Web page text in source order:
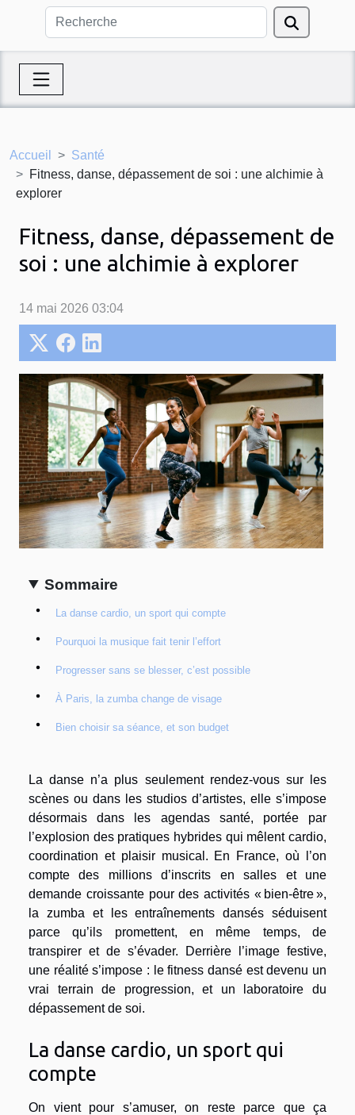
Accueil
Santé
Fitness, danse, dépassement de soi : une alchimie à
explorer
Fitness, danse, dépassement de
soi : une alchimie à explorer
14 mai 2026 03:04
Sommaire
La danse cardio, un sport qui compte
Pourquoi la musique fait tenir l’effort
Progresser sans se blesser, c’est possible
À Paris, la zumba change de visage
Bien choisir sa séance, et son budget
La danse n’a plus seulement rendez-vous sur les
scènes ou dans les studios d’artistes, elle s’impose
désormais dans les agendas santé, portée par
l’explosion des pratiques hybrides qui mêlent cardio,
coordination et plaisir musical. En France, où l’on
compte des millions d’inscrits en salles et une
demande croissante pour des activités « bien-être »,
la zumba et les entraînements dansés séduisent
parce qu’ils promettent, en même temps, de
transpirer et de s’évader. Derrière l’image festive,
une réalité s’impose : le fitness dansé est devenu un
vrai terrain de progression, et un laboratoire du
dépassement de soi.
La danse cardio, un sport qui
compte
On vient pour s’amuser, on reste parce que ça